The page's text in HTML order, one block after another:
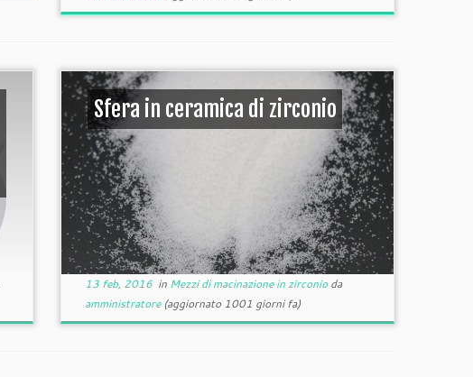
Sfera in ceramica di zirconio
13 feb, 2016in Mezzi di macinazione in zirconioda
amministratore(aggiornato 1001 giorni fa)